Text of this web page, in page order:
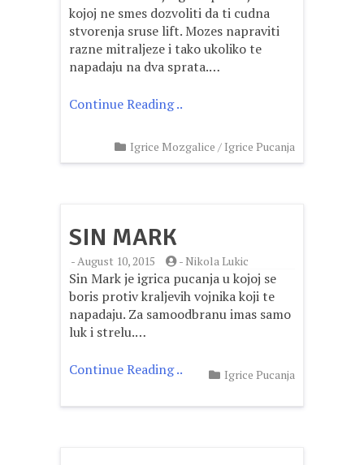
kojoj ne smes dozvoliti da ti cudna
stvorenja sruse lift. Mozes napraviti
razne mitraljeze i tako ukoliko te
napadaju na dva sprata.…
Continue Reading ..
Igrice Mozgalice / Igrice Pucanja
SIN MARK
-August 10, 2015 -Nikola Lukic
Sin Mark je igrica pucanja u kojoj se
boris protiv kraljevih vojnika koji te
napadaju. Za samoodbranu imas samo
luk i strelu.…
Continue Reading .. Igrice Pucanja